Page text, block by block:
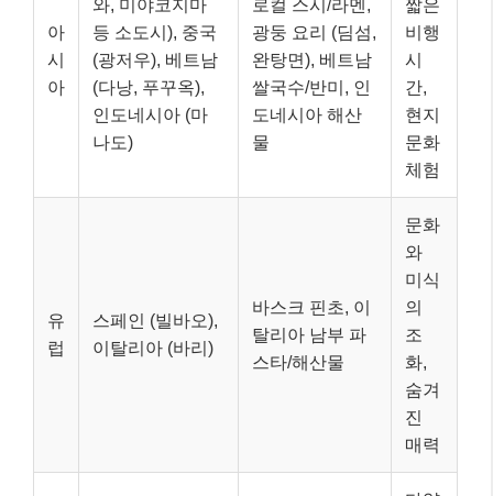
아
시
아
와, 미야코지마
등 소도시), 중국
(광저우), 베트남
(다낭, 푸꾸옥),
인도네시아 (마
나도)
로컬 스시/라멘,
광둥 요리 (딤섬,
완탕면), 베트남
쌀국수/반미, 인
도네시아 해산
물
짧은
비행
시
간,
현지
문화
체험
유
럽
스페인 (빌바오),
이탈리아 (바리)
바스크 핀초, 이
탈리아 남부 파
스타/해산물
문화
와
미식
의
조
화,
숨겨
진
매력